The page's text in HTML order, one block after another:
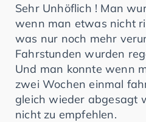
Sehr Unhöflich ! Man
wenn man etwas nicht
was nur noch mehr
Fahrstunden wurden
Und man konnte wenn
zwei Wochen einmal
gleich wieder abgesagt
nicht zu empfehlen.